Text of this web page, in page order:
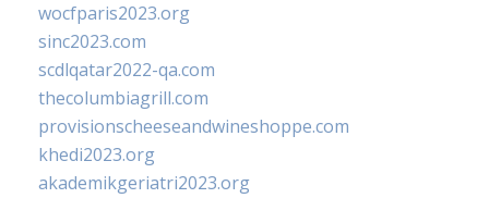
wocfparis2023.org
sinc2023.com
scdlqatar2022-qa.com
thecolumbiagrill.com
provisionscheeseandwineshoppe.com
khedi2023.org
akademikgeriatri2023.org